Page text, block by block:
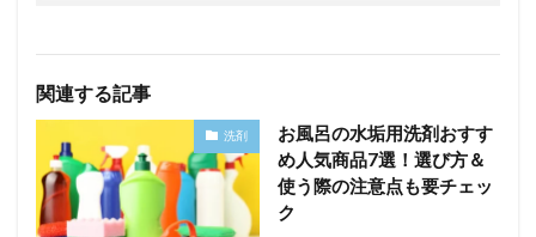
関連する記事
洗剤
お風呂の水垢用洗剤おすす
め人気商品7選！選び方＆
使う際の注意点も要チェッ
ク